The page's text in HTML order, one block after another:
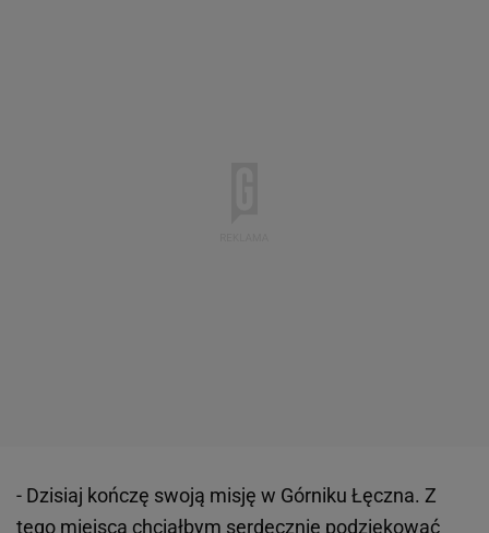
- Dzisiaj kończę swoją misję w Górniku Łęczna. Z
tego miejsca chciałbym serdecznie podziękować